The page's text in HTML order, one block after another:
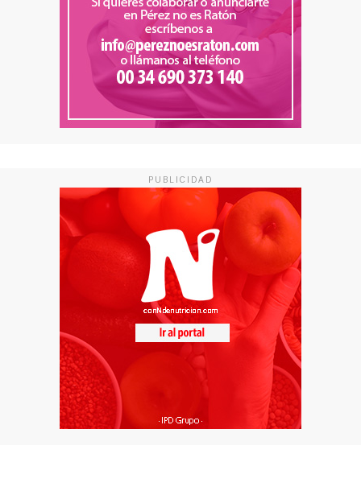
PUBLICIDAD